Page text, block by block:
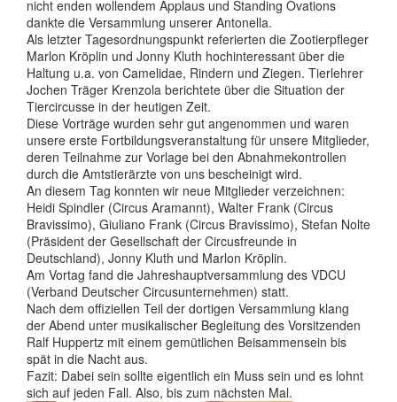
nicht enden wollendem Applaus und Standing Ovations
dankte die Versammlung unserer Antonella.
Als letzter Tagesordnungspunkt referierten die Zootierpfleger
Marlon Kröplin und Jonny Kluth hochinteressant über die
Haltung u.a. von Camelidae, Rindern und Ziegen. Tierlehrer
Jochen Träger Krenzola berichtete über die Situation der
Tiercircusse in der heutigen Zeit.
Diese Vorträge wurden sehr gut angenommen und waren
unsere erste Fortbildungsveranstaltung für unsere Mitglieder,
deren Teilnahme zur Vorlage bei den Abnahmekontrollen
durch die Amtstierärzte von uns bescheinigt wird.
An diesem Tag konnten wir neue Mitglieder verzeichnen:
Heidi Spindler (Circus Aramannt), Walter Frank (Circus
Bravissimo), Giuliano Frank (Circus Bravissimo), Stefan Nolte
(Präsident der Gesellschaft der Circusfreunde in
Deutschland), Jonny Kluth und Marlon Kröplin.
Am Vortag fand die Jahreshauptversammlung des VDCU
(Verband Deutscher Circusunternehmen) statt.
Nach dem offiziellen Teil der dortigen Versammlung klang
der Abend unter musikalischer Begleitung des Vorsitzenden
Ralf Huppertz mit einem gemütlichen Beisammensein bis
spät in die Nacht aus.
Fazit: Dabei sein sollte eigentlich ein Muss sein und es lohnt
sich auf jeden Fall. Also, bis zum nächsten Mal.